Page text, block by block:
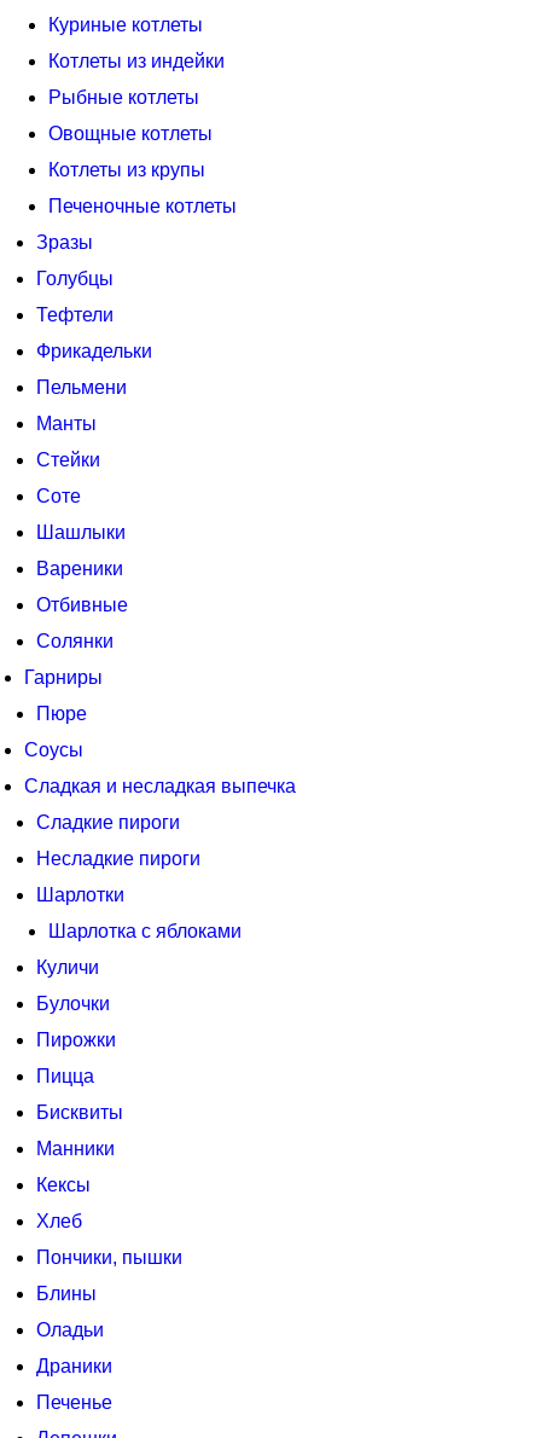
Куриные котлеты
Котлеты из индейки
Рыбные котлеты
Овощные котлеты
Котлеты из крупы
Печеночные котлеты
Зразы
Голубцы
Тефтели
Фрикадельки
Пельмени
Манты
Стейки
Соте
Шашлыки
Вареники
Отбивные
Солянки
Гарниры
Пюре
Соусы
Сладкая и несладкая выпечка
Сладкие пироги
Несладкие пироги
Шарлотки
Шарлотка с яблоками
Куличи
Булочки
Пирожки
Пицца
Бисквиты
Манники
Кексы
Хлеб
Пончики, пышки
Блины
Оладьи
Драники
Печенье